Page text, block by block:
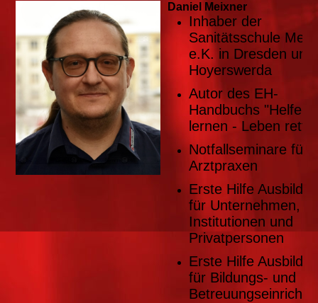
Daniel Meixner
Inhaber der
Sanitätsschule
e.K. in Dresden und
Hoyerswerda
Autor des EH-
Handbuchs "Helfen
lernen - Leben
Notfallseminare für
Arztpraxen
Erste Hilfe
für Unternehmen,
Institutionen und
Privatpersonen
Erste Hilfe
für Bildungs- und